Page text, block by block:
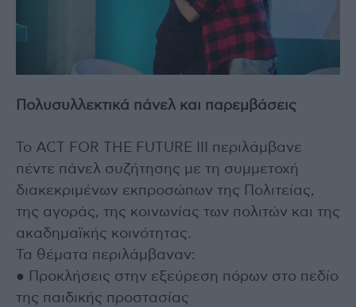
Πολυσυλλεκτικά πάνελ και παρεμβάσεις
Το ACT FOR THE FUTURE III περιλάμβανε
πέντε πάνελ συζήτησης με τη συμμετοχή
διακεκριμένων εκπροσώπων της Πολιτείας,
της αγοράς, της κοινωνίας των πολιτών και της
ακαδημαϊκής κοινότητας.
Τα θέματα περιλάμβαναν:
● Προκλήσεις στην εξεύρεση πόρων στο πεδίο
της παιδικής προστασίας